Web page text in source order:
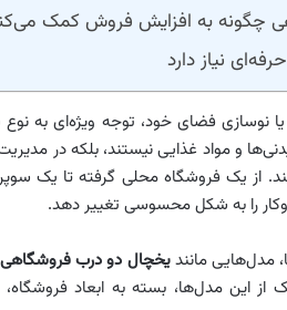
چگونه به افزایش فروش کمک
نیاز دارد
یا نوسازی فضای خود، توجه ویژه‌ای به
و مواد غذایی نیستند، بلکه در
یک فروشگاه محلی گرفته تا یک
را به شکل محسوسی تغییر دهد.
مدل‌هایی مانندیخچال دو درب فروشگاهی
از این مدل‌ها، بسته به ابعاد